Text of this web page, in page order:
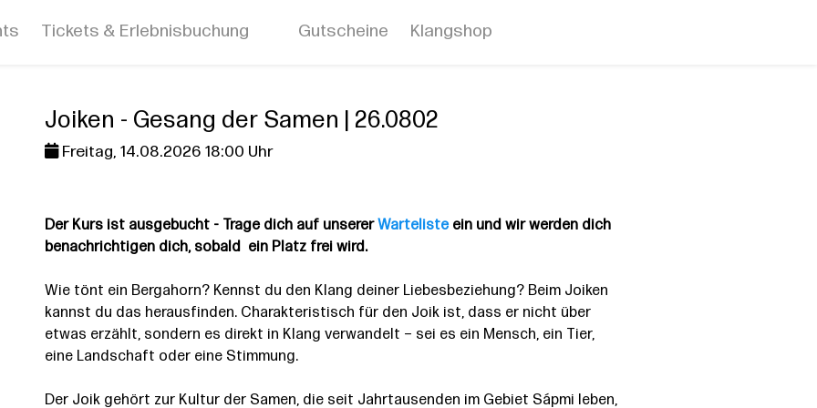
Tickets & Erlebnisbuchung Gutscheine Klangshop
Joiken - Gesang der Samen | 26.0802
Freitag, 14.08.2026 18:00 Uhr
Der Kurs ist ausgebucht - Trage dich auf unserer Wartelisteein und wir werden dich
benachrichtigen dich, sobald ein Platz frei wird.
Wie tönt ein Bergahorn? Kennst du den Klang deiner Liebesbeziehung? Beim Joiken
kannst du das herausfinden. Charakteristisch für den Joik ist, dass er nicht über
etwas erzählt, sondern es direkt in Klang verwandelt – sei es ein Mensch, ein Tier,
eine Landschaft oder eine Stimmung.
Der Joik gehört zur Kultur der Samen, die seit Jahrtausenden im Gebiet Sápmi leben,